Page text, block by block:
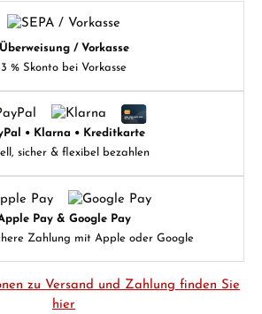
Überweisung / Vorkasse
3 % Skonto bei Vorkasse
• Klarna • Kreditkarte
sicher & flexibel bezahlen
Pay & Google Pay
Zahlung mit Apple oder Google
zu Versand und Zahlung finden Sie
hier